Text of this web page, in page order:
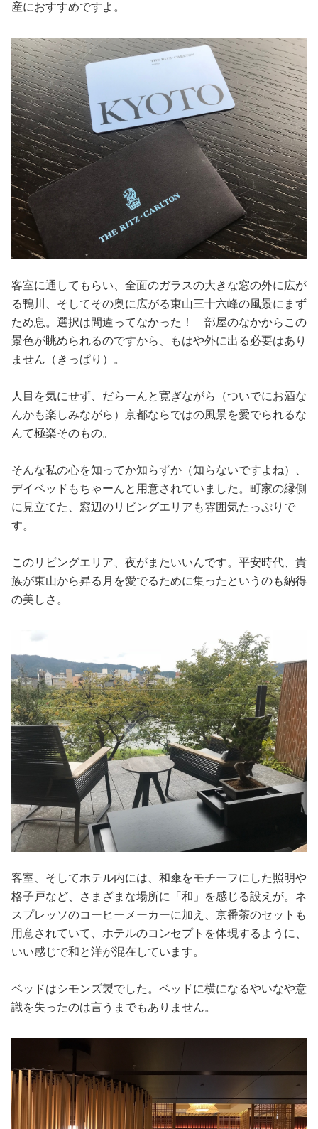
産におすすめですよ。
客室に通してもらい、全面のガラスの大きな窓の外に広が
る鴨川、そしてその奥に広がる東山三十六峰の風景にまず
ため息。選択は間違ってなかった！ 部屋のなかからこの
景色が眺められるのですから、もはや外に出る必要はあり
ません（きっぱり）。
人目を気にせず、だらーんと寛ぎながら（ついでにお酒な
んかも楽しみながら）京都ならではの風景を愛でられるな
んて極楽そのもの。
そんな私の心を知ってか知らずか（知らないですよね）、
デイベッドもちゃーんと用意されていました。町家の縁側
に見立てた、窓辺のリビングエリアも雰囲気たっぷりで
す。
このリビングエリア、夜がまたいいんです。平安時代、貴
族が東山から昇る月を愛でるために集ったというのも納得
の美しさ。
客室、そしてホテル内には、和傘をモチーフにした照明や
格子戸など、さまざまな場所に「和」を感じる設えが。ネ
スプレッソのコーヒーメーカーに加え、京番茶のセットも
用意されていて、ホテルのコンセプトを体現するように、
いい感じで和と洋が混在しています。
ベッドはシモンズ製でした。ベッドに横になるやいなや意
識を失ったのは言うまでもありません。